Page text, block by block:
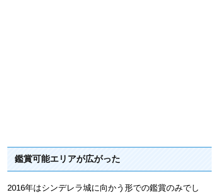
鑑賞可能エリアが広がった
2016年はシンデレラ城に向かう形での鑑賞のみでし